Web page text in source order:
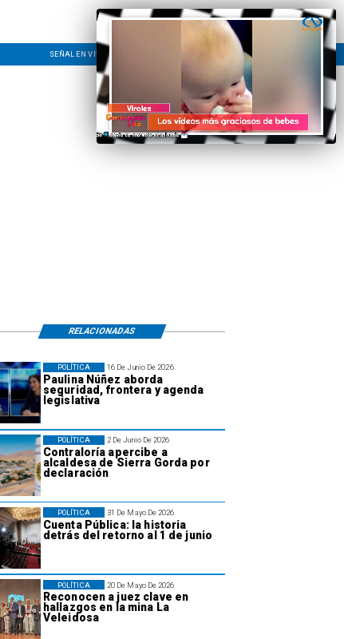
SEÑAL EN VIVO
16 De Junio De 2026
Paulina Núñez aborda
seguridad, frontera y agenda
legislativa
POLÍTICA
2 De Junio De 2026
Contraloría apercibe a
alcaldesa de Sierra Gorda por
declaración
POLÍTICA
31 De Mayo De 2026
Cuenta Pública: la historia
detrás del retorno al 1 de junio
POLÍTICA
20 De Mayo De 2026
Reconocen a juez clave en
hallazgos en la mina La
Veleidosa
POLÍTICA
RELACIONADAS